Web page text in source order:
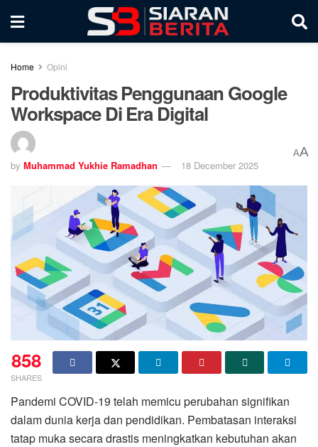
Home Opini
Produktivitas Penggunaan Google
Workspace Di Era Digital
by Muhammad Yukhie Ramadhan 18 December 2025
AA
858
SHARES
Pandemi COVID-19 telah memicu perubahan signifikan
dalam dunia kerja dan pendidikan. Pembatasan interaksi
tatap muka secara drastis meningkatkan kebutuhan akan